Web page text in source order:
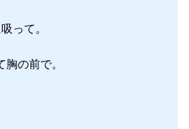
って。
の前で。